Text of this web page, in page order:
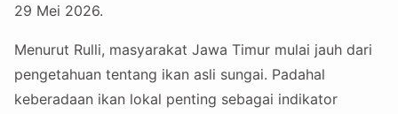
29 Mei 2026.
Menurut Rulli, masyarakat Jawa Timur mulai jauh dari
pengetahuan tentang ikan asli sungai. Padahal
keberadaan ikan lokal penting sebagai indikator